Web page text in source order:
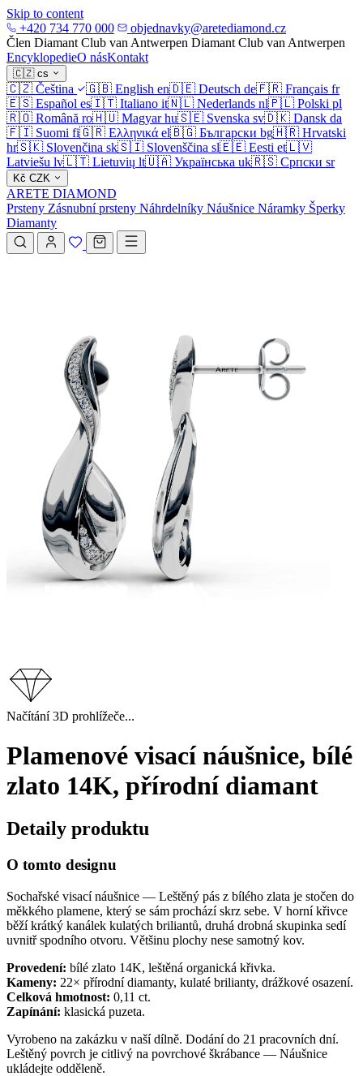
Skip to content
+420 734 770 000
objednavky@aretediamond.cz
Člen Diamant Club van Antwerpen Diamant Club van Antwerpen
EncyklopedieO násKontakt
🇨🇿 cs
🇨🇿 Čeština 🇬🇧 English en🇩🇪 Deutsch de🇫🇷 Français fr
🇪🇸 Español es🇮🇹 Italiano it🇳🇱 Nederlands nl🇵🇱 Polski pl
🇷🇴 Română ro🇭🇺 Magyar hu🇸🇪 Svenska sv🇩🇰 Dansk da
🇫🇮 Suomi fi🇬🇷 Ελληνικά el🇧🇬 Български bg🇭🇷 Hrvatski
hr🇸🇰 Slovenčina sk🇸🇮 Slovenščina sl🇪🇪 Eesti et🇱🇻
Latviešu lv🇱🇹 Lietuvių lt🇺🇦 Українська uk🇷🇸 Српски sr
Kč CZK
ARETE DIAMOND
Prsteny Zásnubní prsteny Náhrdelníky Náušnice Náramky Šperky
Diamanty
Načítání 3D prohlížeče...
Plamenové visací náušnice, bílé
zlato 14K, přírodní diamant
Detaily produktu
O tomto designu
Sochařské visací náušnice — Leštěný pás z bílého zlata je stočen do
měkkého plamene, který se sám prochází skrz sebe. V horní křivce
běží krátký kanálek kulatých briliantů, druhá drobná skupinka sedí
uvnitř spodního otvoru. Většinu plochy nese samotný kov.
Provedení: bílé zlato 14K, leštěná organická křivka.
Kameny: 22× přírodní diamanty, kulaté brilianty, drážkové osazení.
Celková hmotnost: 0,11 ct.
Zapínání: klasická puzeta.
Vyrobeno na zakázku v naší dílně. Dodání do 21 pracovních dní.
Leštěný povrch je citlivý na povrchové škrábance — Náušnice
ukládejte odděleně.